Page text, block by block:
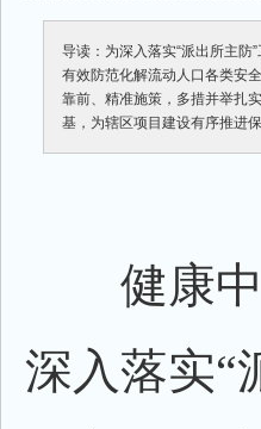
导读：为深入落实“派出所主
有效防范化解流动人口各类安
靠前、精准施策，多措并举扎
基，为辖区项目建设有序推进保
健康中
深入落实“